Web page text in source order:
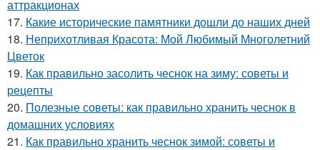
аттракционах
17. Какие исторические памятники дошли до наших дней
18. Неприхотливая Красота: Мой Любимый Многолетний
Цветок
19. Как правильно засолить чеснок на зиму: советы и
рецепты
20. Полезные советы: как правильно хранить чеснок в
домашних условиях
21. Как правильно хранить чеснок зимой: советы и